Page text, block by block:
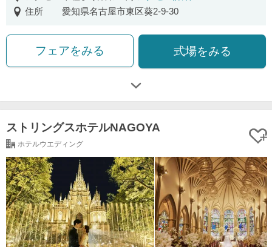
住所
愛知県名古屋市東区葵2-9-30
フェアをみる 式場をみる
ストリングスホテルNAGOYA
ホテルウエディング